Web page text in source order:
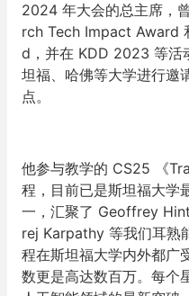
2024 年大会的总主席，
rch Tech Impact Award
d，并在 KDD 2023 等活
坦福、哈佛等大学进行邀
点。
他参与教学的 CS25 《
程， 目前已是斯坦福大学
一，汇聚了 Geoffrey
rej Karpathy 等我们耳熟
程在斯坦福大学内外都广
数更是高达数百万。每个